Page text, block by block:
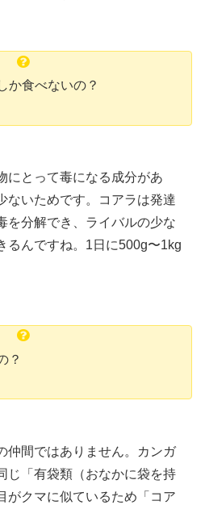
か食べないの？
にとって毒になる成分があ
ないためです。コアラは発達
を分解でき、ライバルの少な
るんですね。1日に500g〜1kg
？
仲間ではありません。カンガ
じ「有袋類（おなかに袋を持
がクマに似ているため「コア